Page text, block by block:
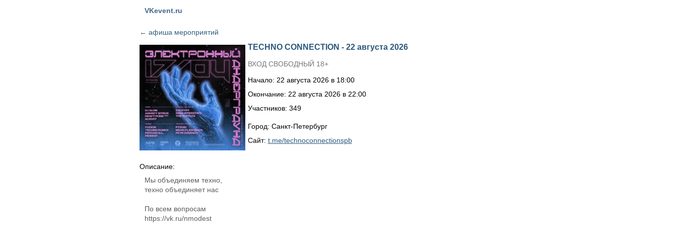
VKevent.ru
← афиша мероприятий
TECHNO CONNECTION - 22 августа 2026
ВХОД СВОБОДНЫЙ 18+
Начало: 22 августа 2026 в 18:00
Окончание: 22 августа 2026 в 22:00
Участников: 349
Город: Санкт-Петербург
Сайт: t.me/technoconnectionspb
Описание:
Мы объединяем техно,
техно объединяет нас
По всем вопросам
https://vk.ru/nmodest